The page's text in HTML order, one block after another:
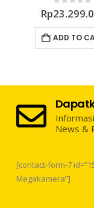
0out of 5
Rp
ADD TO
News &
[contact-form-7
Megakamera”]